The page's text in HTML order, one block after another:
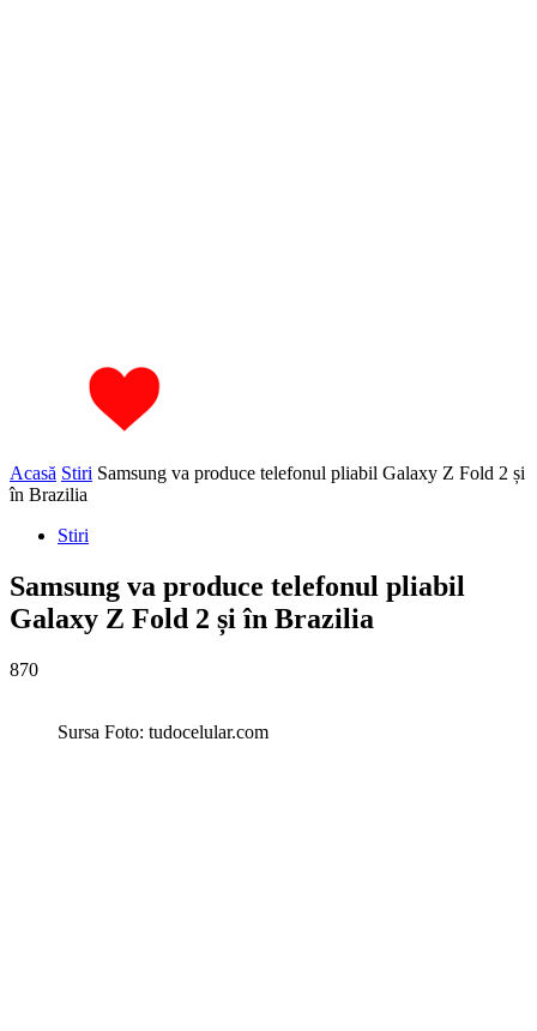
Acasă Stiri Samsung va produce telefonul pliabil Galaxy Z Fold 2 și
în Brazilia
Stiri
Samsung va produce telefonul pliabil
Galaxy Z Fold 2 și în Brazilia
870
Sursa Foto: tudocelular.com